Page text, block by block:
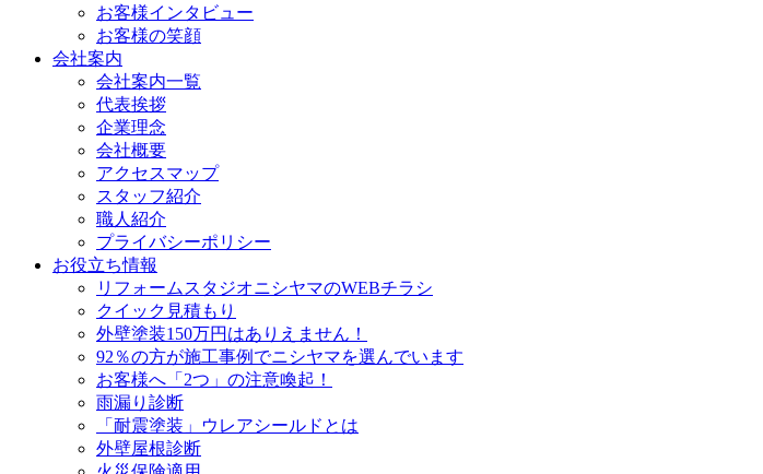
お客様インタビュー
お客様の笑顔
会社案内
会社案内一覧
代表挨拶
企業理念
会社概要
アクセスマップ
スタッフ紹介
職人紹介
プライバシーポリシー
お役立ち情報
リフォームスタジオニシヤマのWEBチラシ
クイック見積もり
外壁塗装150万円はありえません！
92％の方が施工事例でニシヤマを選んでいます
お客様へ「2つ」の注意喚起！
雨漏り診断
「耐震塗装」ウレアシールドとは
外壁屋根診断